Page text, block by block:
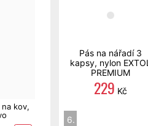
kov,
Pás na nářadí 3
kapsy, nylon
PREMIUM
229 Kč
6.